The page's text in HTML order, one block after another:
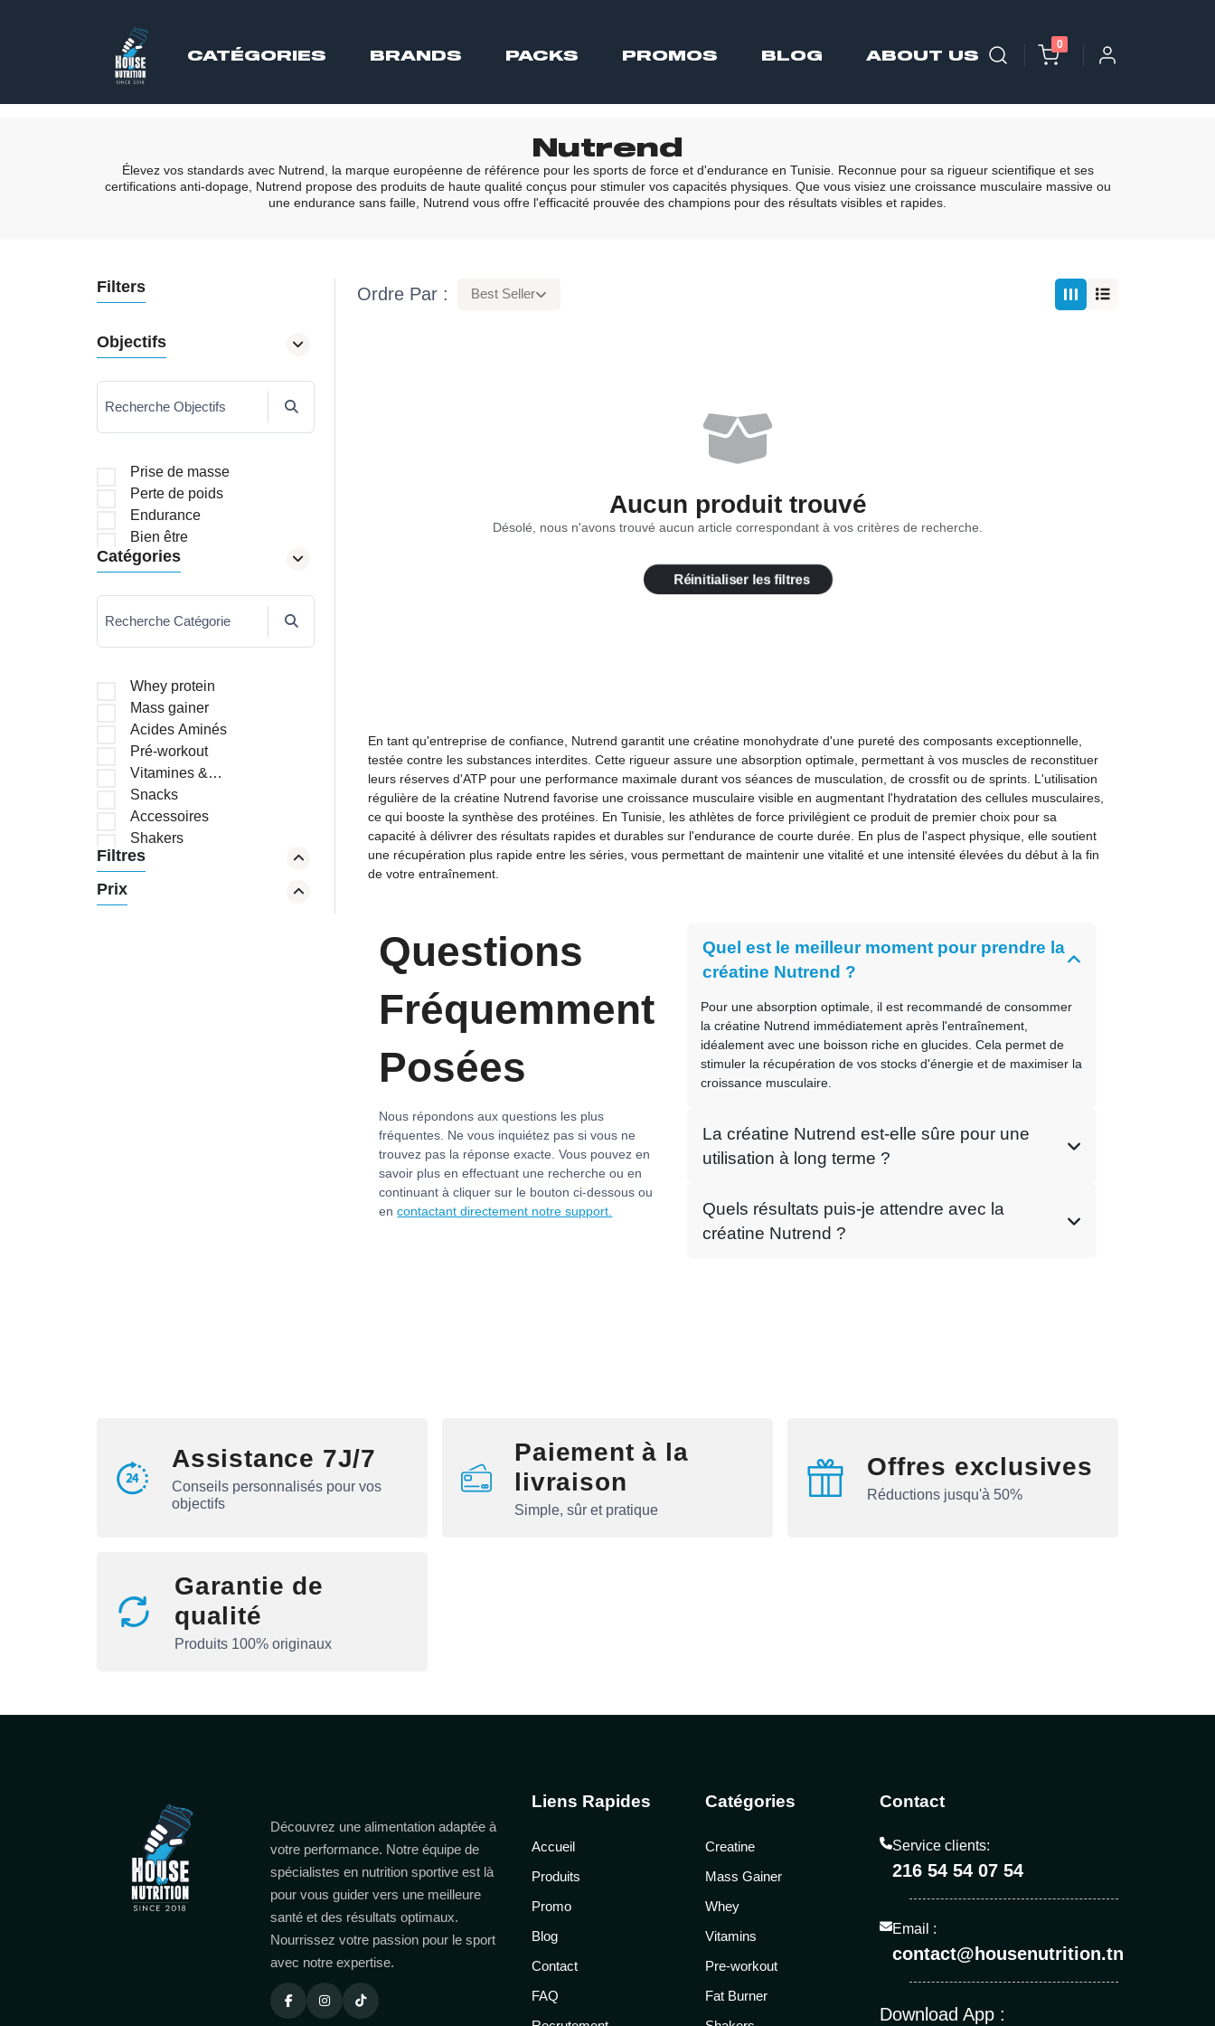
CATÉGORIES BRANDS PACKS PROMOS BLOG ABOUT US
0
Nutrend
Élevez vos standards avec Nutrend, la marque européenne de référence pour les sports de force et d'endurance en Tunisie. Reconnue pour sa rigueur scientifique et ses
certifications anti-dopage, Nutrend propose des produits de haute qualité conçus pour stimuler vos capacités physiques. Que vous visiez une croissance musculaire massive ou
une endurance sans faille, Nutrend vous offre l'efficacité prouvée des champions pour des résultats visibles et rapides.
Filters
Objectifs
Recherche Objectifs
Prise de masse
Perte de poids
Endurance
Bien être
Catégories
Recherche Catégorie
Whey protein
Mass gainer
Acides Aminés
Pré-workout
Vitamines &
Minéraux
Snacks
Accessoires
Shakers
Brûleurs de graisses
Filtres
Prix
Ordre Par : Best Seller
Aucun produit trouvé
Désolé, nous n'avons trouvé aucun article correspondant à vos critères de recherche.
Réinitialiser les filtres
En tant qu'entreprise de confiance, Nutrend garantit une créatine monohydrate d'une pureté des composants exceptionnelle,
testée contre les substances interdites. Cette rigueur assure une absorption optimale, permettant à vos muscles de reconstituer
leurs réserves d'ATP pour une performance maximale durant vos séances de musculation, de crossfit ou de sprints. L'utilisation
régulière de la créatine Nutrend favorise une croissance musculaire visible en augmentant l'hydratation des cellules musculaires,
ce qui booste la synthèse des protéines. En Tunisie, les athlètes de force privilégient ce produit de premier choix pour sa
capacité à délivrer des résultats rapides et durables sur l'endurance de courte durée. En plus de l'aspect physique, elle soutient
une récupération plus rapide entre les séries, vous permettant de maintenir une vitalité et une intensité élevées du début à la fin
de votre entraînement.
Questions
Fréquemment
Posées
Nous répondons aux questions les plus
fréquentes. Ne vous inquiétez pas si vous ne
trouvez pas la réponse exacte. Vous pouvez en
savoir plus en effectuant une recherche ou en
continuant à cliquer sur le bouton ci-dessous ou
encontactant directement notre support.
Quel est le meilleur moment pour prendre la
créatine Nutrend ?
Pour une absorption optimale, il est recommandé de consommer
la créatine Nutrend immédiatement après l'entraînement,
idéalement avec une boisson riche en glucides. Cela permet de
stimuler la récupération de vos stocks d'énergie et de maximiser la
croissance musculaire.
La créatine Nutrend est-elle sûre pour une
utilisation à long terme ?
Quels résultats puis-je attendre avec la
créatine Nutrend ?
Assistance 7J/7
Conseils personnalisés pour vos
objectifs
Paiement à la
livraison
Simple, sûr et pratique
Offres exclusives
Réductions jusqu'à 50%
Garantie de
qualité
Produits 100% originaux
Découvrez une alimentation adaptée à
votre performance. Notre équipe de
spécialistes en nutrition sportive est là
pour vous guider vers une meilleure
santé et des résultats optimaux.
Nourrissez votre passion pour le sport
avec notre expertise.
Liens Rapides
Accueil
Produits
Promo
Blog
Contact
FAQ
Catégories
Creatine
Mass Gainer
Whey
Vitamins
Pre-workout
Fat Burner
Contact
Service clients:
216 54 54 07 54
Email :
contact@housenutrition.tn
Download App :